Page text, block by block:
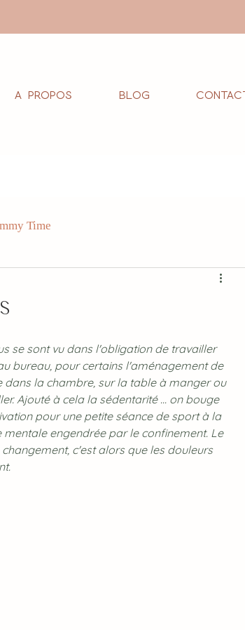
A propos Blog Contact
Time
se sont vu dans l'obligation de travailler
bureau, pour certains l'aménagement de
la chambre, sur la table à manger ou
Ajouté à cela la sédentarité ... on bouge
pour une petite séance de sport à la
engendrée par le confinement. Le
c'est alors que les douleurs